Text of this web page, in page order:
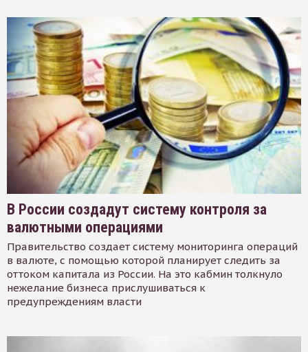
В России создадут систему контроля за
валютными операциями
Правительство создает систему мониторинга операций
в валюте, с помощью которой планирует следить за
оттоком капитала из России. На это кабмин толкнуло
нежелание бизнеса прислушиваться к
предупреждениям власти